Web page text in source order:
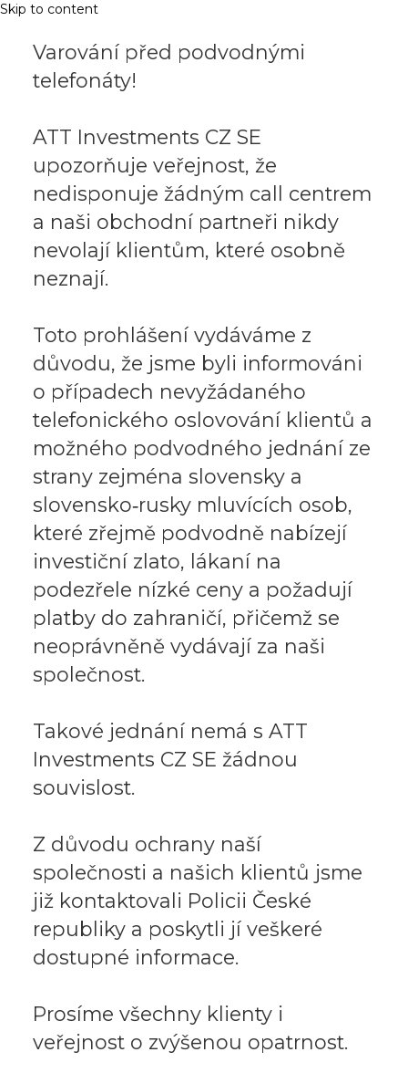
Skip to content
Varování před podvodnými
telefonáty!
ATT Investments CZ SE
upozorňuje veřejnost, že
nedisponuje žádným call centrem
a naši obchodní partneři nikdy
nevolají klientům, které osobně
neznají.
Toto prohlášení vydáváme z
důvodu, že jsme byli informováni
o případech nevyžádaného
telefonického oslovování klientů a
možného podvodného jednání ze
strany zejména slovensky a
slovensko‑rusky mluvících osob,
které zřejmě podvodně nabízejí
investiční zlato, lákaní na
podezřele nízké ceny a požadují
platby do zahraničí, přičemž se
neoprávněně vydávají za naši
společnost.
Takové jednání nemá s ATT
Investments CZ SE žádnou
souvislost.
Z důvodu ochrany naší
společnosti a našich klientů jsme
již kontaktovali Policii České
republiky a poskytli jí veškeré
dostupné informace.
Prosíme všechny klienty i
veřejnost o zvýšenou opatrnost.